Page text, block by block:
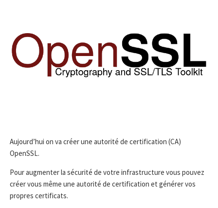
Aujourd’hui on va créer une autorité de certification (CA)
OpenSSL.
Pour augmenter la sécurité de votre infrastructure vous pouvez
créer vous même une autorité de certification et générer vos
propres certificats.